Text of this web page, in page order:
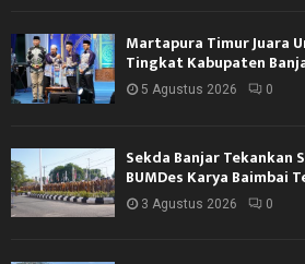
Martapura Timur Juara
Tingkat Kabupaten
5 Agustus 2026 0
Sekda Banjar Tekankan
BUMDes Karya Baimbai
3 Agustus 2026 0